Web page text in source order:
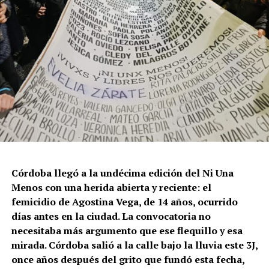
Córdoba llegó a la undécima edición del Ni Una
Menos con una herida abierta y reciente: el
femicidio de Agostina Vega, de 14 años, ocurrido
días antes en la ciudad. La convocatoria no
necesitaba más argumento que ese flequillo y esa
mirada. Córdoba salió a la calle bajo la lluvia este 3J,
once años después del grito que fundó esta fecha,